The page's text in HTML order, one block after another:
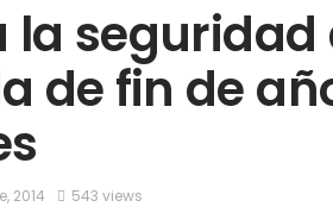
la
de fin de
2014 543 views